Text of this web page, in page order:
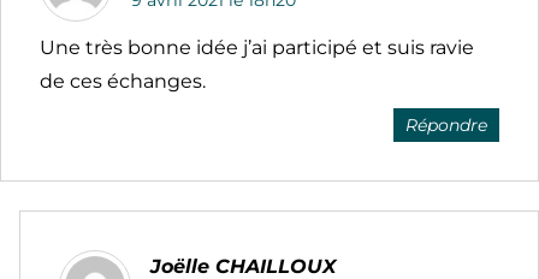
Une très bonne idée j’ai participé et suis ravie
de ces échanges.
Répondre
Joëlle CHAILLOUX